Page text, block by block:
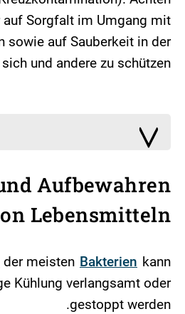
auf Sorgfalt im Umgang mit
sowie auf Sauberkeit in der
und andere zu schützen.
Aufbewahren
Lebensmitteln
der meisten Bakterien kann
Kühlung verlangsamt oder
gestoppt werden.